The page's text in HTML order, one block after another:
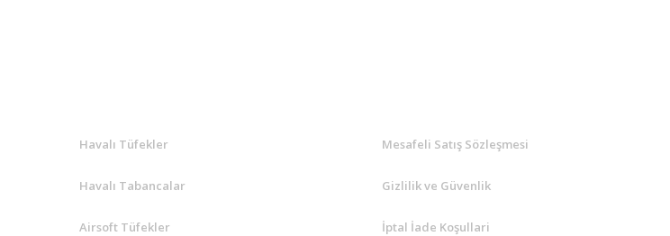
Havalı Tüfekler
Havalı Tabancalar
Airsoft Tüfekler
Mesafeli Satış Sözleşmesi
Gizlilik ve Güvenlik
İptal İade Koşullari